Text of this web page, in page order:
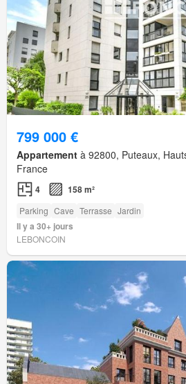
799 000 €
Appartement à 92800, Puteaux,
France
4 158 m²
Parking Cave Terrasse Jardin
Il y a 30+ jours
LEBONCOIN